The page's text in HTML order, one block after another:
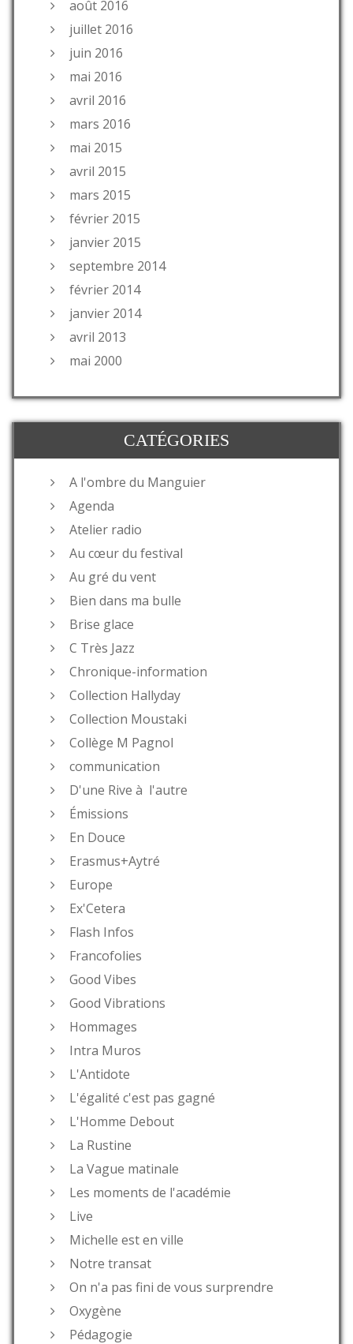
août 2016
juillet 2016
juin 2016
mai 2016
avril 2016
mars 2016
mai 2015
avril 2015
mars 2015
février 2015
janvier 2015
septembre 2014
février 2014
janvier 2014
avril 2013
mai 2000
CATÉGORIES
A l'ombre du Manguier
Agenda
Atelier radio
Au cœur du festival
Au gré du vent
Bien dans ma bulle
Brise glace
C Très Jazz
Chronique-information
Collection Hallyday
Collection Moustaki
Collège M Pagnol
communication
D'une Rive à l'autre
Émissions
En Douce
Erasmus+Aytré
Europe
Ex'Cetera
Flash Infos
Francofolies
Good Vibes
Good Vibrations
Hommages
Intra Muros
L'Antidote
L'égalité c'est pas gagné
L'Homme Debout
La Rustine
La Vague matinale
Les moments de l'académie
Live
Michelle est en ville
Notre transat
On n'a pas fini de vous surprendre
Oxygène
Pédagogie